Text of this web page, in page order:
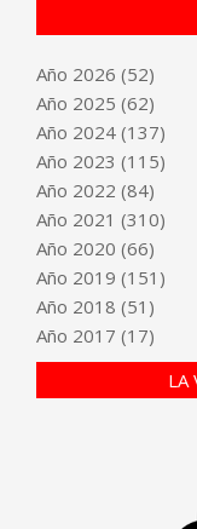
Año 2026 (52)
Año 2025 (62)
Año 2024 (137)
Año 2023 (115)
Año 2022 (84)
Año 2021 (310)
Año 2020 (66)
Año 2019 (151)
Año 2018 (51)
Año 2017 (17)
LA